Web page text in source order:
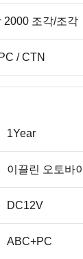
2000 조각/조각
/ CTN
1Year
이끌린 오토바
DC12V
ABC+PC